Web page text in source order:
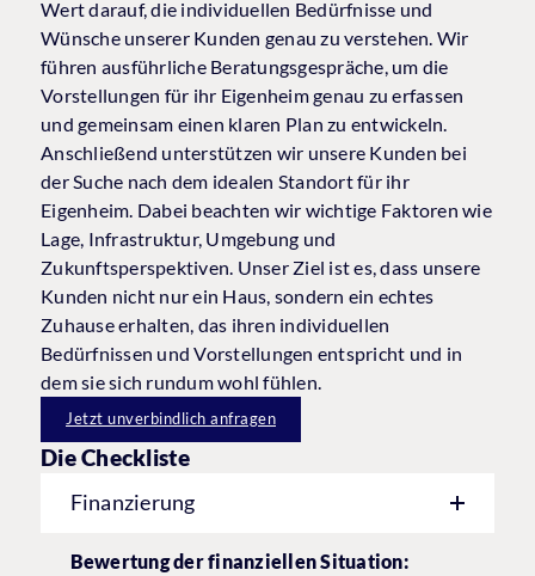
Wert darauf, die individuellen Bedürfnisse und
Wünsche unserer Kunden genau zu verstehen. Wir
führen ausführliche Beratungsgespräche, um die
Vorstellungen für ihr Eigenheim genau zu erfassen
und gemeinsam einen klaren Plan zu entwickeln.
Anschließend unterstützen wir unsere Kunden bei
der Suche nach dem idealen Standort für ihr
Eigenheim. Dabei beachten wir wichtige Faktoren wie
Lage, Infrastruktur, Umgebung und
Zukunftsperspektiven. Unser Ziel ist es, dass unsere
Kunden nicht nur ein Haus, sondern ein echtes
Zuhause erhalten, das ihren individuellen
Bedürfnissen und Vorstellungen entspricht und in
dem sie sich rundum wohl fühlen.
Jetzt unverbindlich anfragen
Die Checkliste
Finanzierung
Bewertung der finanziellen Situation: